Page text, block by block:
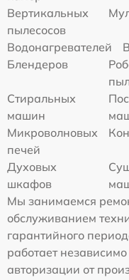
Вертикальных
пылесосов
Водонагревателей
Блендеров
Стиральных
машин
Микроволновых
печей
Духовых
шкафов
Мы занимаемся
обслуживанием
гарантийного
работает
авторизации от